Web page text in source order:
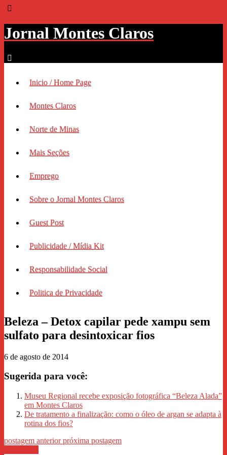
Jornal Montes Claros
Inicio / Home Page
Montes Claros
Norte de Minas
Mais Seções
Emprego
Sobre o Jornal Montes Claros
Guest Post
Publicidade / Mídia Kit
Responsabilidade Social
Politica de Privacidade
Beleza – Detox capilar pede xampu sem
sulfato para desintoxicar fios
6 de agosto de 2014
Sugerida para você:
Museu Regional recebe exposição fotográfica “Beleza Alada”
em Montes Claros
De tratamento a finalização: como o óleo de argan se adapta à
rotina dos fios?
postagem anteriorpróxima postagem